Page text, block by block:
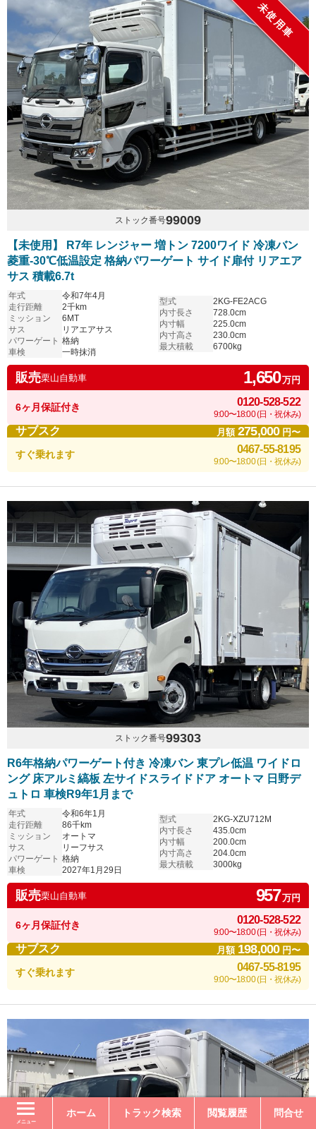
メニュー
ホーム トラック検索 閲覧履歴 問合せ
未使用車
ストック番号99009
【未使用】 R7年 レンジャー 増トン 7200ワイド 冷凍バン
菱重-30℃低温設定 格納パワーゲート サイド扉付 リアエア
サス 積載6.7t
年式
令和7年4月
走行距離
2千km
ミッション
6MT
サス
リアエアサス
パワーゲート 格納
車検
一時抹消
型式
2KG-FE2ACG
内寸長さ
728.0cm
内寸幅
225.0cm
内寸高さ
230.0cm
最大積載
6700kg
販売栗山自動車 1,650万円
6ヶ月保証付き 0120-528-522
9:00〜18:00 (日・祝休み)
サブスク 月額275,000円〜
すぐ乗れます 0467-55-8195
9:00〜18:00 (日・祝休み)
ストック番号99303
R6年格納パワーゲート付き 冷凍バン 東プレ低温 ワイドロ
ング 床アルミ縞板 左サイドスライドドア オートマ 日野デ
ュトロ 車検R9年1月まで
年式
令和6年1月
走行距離
86千km
ミッション
オートマ
サス
リーフサス
パワーゲート 格納
車検
2027年1月29日
型式
2KG-XZU712M
内寸長さ
435.0cm
内寸幅
200.0cm
内寸高さ
204.0cm
最大積載
3000kg
販売栗山自動車 957万円
6ヶ月保証付き 0120-528-522
9:00〜18:00 (日・祝休み)
サブスク 月額 198,000円〜
すぐ乗れます 0467-55-8195
9:00〜18:00 (日・祝休み)